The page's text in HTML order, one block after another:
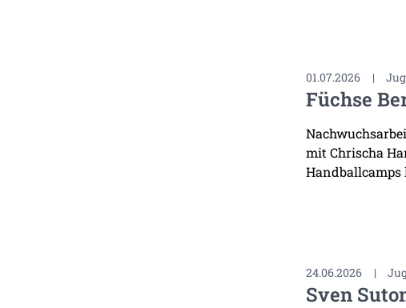
01.07.2026 |
Füchse
mit Chrischa
Handballcamps
24.06.2026 |
Sven